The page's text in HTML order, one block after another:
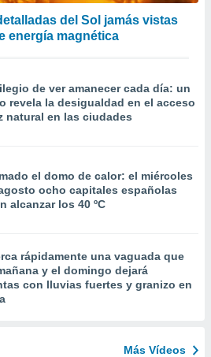
del Sol jamás vistas
energía magnética
de ver amanecer cada día: un
revela la desigualdad en el acceso
natural en las ciudades
el domo de calor: el miércoles
ocho capitales españolas
alcanzar los 40 ºC
rápidamente una vaguada que
y el domingo dejará
con lluvias fuertes y granizo en
Más Vídeos